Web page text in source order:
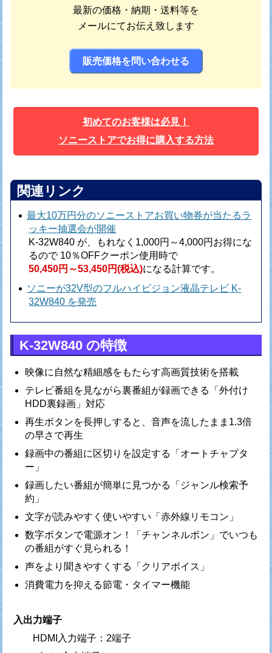
最新の価格・納期・送料等を
メールにてお伝え致します
販売価格を問い合わせる
初めてのお客様は必見！
ソニーストアでお得に購入する方法
関連リンク
最大10万円分のソニーストアお買い物券が当たるラ
ッキー抽選会が開催
K-32W840 が、もれなく1,000円～4,000円お得にな
るので 10％OFFクーポン使用時で
50,450円～53,450円(税込)になる計算です。
ソニーが32V型のフルハイビジョン液晶テレビ K-
32W840 を発売
K-32W840 の特徴
映像に自然な精細感をもたらす高画質技術を搭載
テレビ番組を見ながら裏番組が録画できる「外付け
HDD裏録画」対応
再生ボタンを長押しすると、音声を流したまま1.3倍
の早さで再生
録画中の番組に区切りを設定する「オートチャプタ
ー」
録画したい番組が簡単に見つかる「ジャンル検索予
約」
文字が読みやすく使いやすい「赤外線リモコン」
数字ボタンで電源オン！「チャンネルポン」でいつも
の番組がすぐ見られる！
声をより聞きやすくする「クリアボイス」
消費電力を抑える節電・タイマー機能
入出力端子
HDMI入力端子：2端子